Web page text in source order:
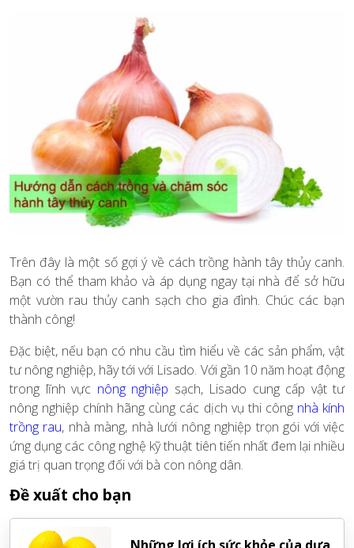
Trên đây là một số gợi ý về cách trồng hành tây thủy canh.
Bạn có thể tham khảo và áp dụng ngay tại nhà để sở hữu
một vườn rau thủy canh sạch cho gia đình. Chúc các bạn
thành công!
Đặc biệt, nếu bạn có nhu cầu tìm hiểu về các sản phẩm, vật
tư nông nghiệp, hãy tới với Lisado. Với gần 10 năm hoạt động
trong lĩnh vực nông nghiệp sạch, Lisado cung cấp vật tư
nông nghiệp chính hãng cùng các dịch vụ thi công nhà kính
trồng rau, nhà màng, nhà lưới nông nghiệp trọn gói với việc
ứng dụng các công nghệ kỹ thuật tiên tiến nhất đem lại nhiều
giá trị quan trọng đối với bà con nông dân.
Đề xuất cho bạn